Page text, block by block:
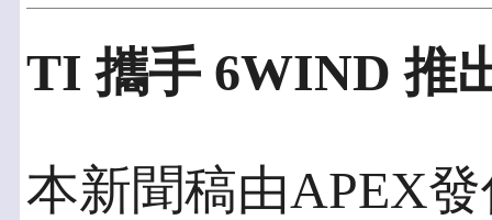
TI 攜手 6WIND 推
本新聞稿由APEX